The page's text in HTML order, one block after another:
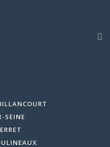
SEINE